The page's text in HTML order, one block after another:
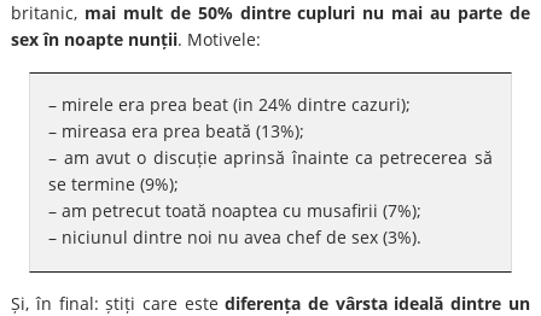
britanic, mai mult de 50% dintre cupluri nu mai au parte de
sex în noapte nunții. Motivele:
– mirele era prea beat (in 24% dintre cazuri);
– mireasa era prea beată (13%);
– am avut o discuție aprinsă înainte ca petrecerea să
se termine (9%);
– am petrecut toată noaptea cu musafirii (7%);
– niciunul dintre noi nu avea chef de sex (3%).
Și, în final: știți care estediferența de vârsta ideală dintre un